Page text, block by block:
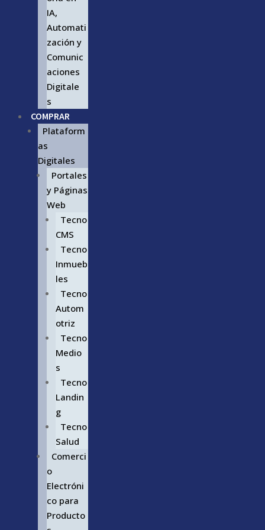
IA,
Automati
zación y
Comunic
aciones
Digitale
s
COMPRAR
Plataform
as
Digitales
Portales
y Páginas
Web
Tecno
CMS
Tecno
Inmueb
les
Tecno
Autom
otriz
Tecno
Medio
s
Tecno
Landin
g
Tecno
Salud
Comerci
o
Electróni
co para
Producto